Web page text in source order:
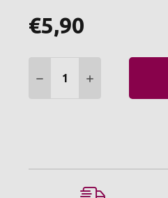
€5,90
DIMINUIRE QUANTITÀ:
AUMENTARE